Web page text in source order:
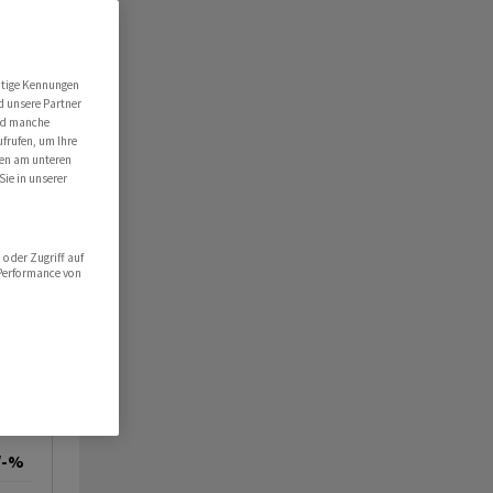
%
Kennungen
unsere Partner
manche
um Ihre
am unteren
in unserer
oder Zugriff auf
von